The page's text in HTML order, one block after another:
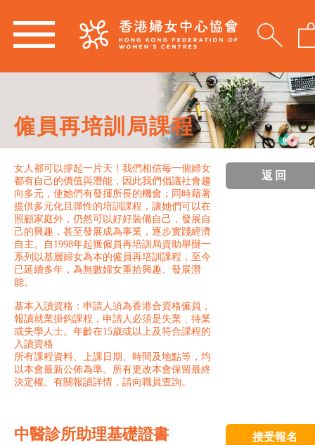
僱員再培訓局課程
女人都可以撐起一片天！我們相信每一個婦女
都有自己的價值與潛能，因此我們倡議社會趨
向多元，使她們有發揮所長的機會；同時藉著
提供多元化且彈性的培訓課程，讓她們可以在
照顧家庭外，仍然可以好好裝備自己，發展自
己的興趣，甚至發展成為事業，逐步實踐經濟
自主。自1998年起獲僱員再培訓局資助舉辦一
系列以基層婦女為本的僱員再培訓課程，至今
已延續多年，為無數婦女重拾興趣、發展潛
能。
基本入讀資格：申請人須為香港合資格僱員，
報讀就業掛鈎課程，申請人必須是失業﹑待業
或失學人士。年齡在15歲或以上及符合課程的
入讀資格
所有課程資料、上課日期、時間及地點等，均
以本會最新公佈為準。所有更改本會保留最終
決定權。有關報讀詳情，請向職員查詢。
返回
中醫診所助理基礎證書 接受報名